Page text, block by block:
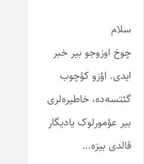
سلام
چوخ اوزوجو بیر خبر
ایدی. اؤزو کؤچوب
گئتسه‌ده، خاطیره‌لری
بیر عؤمورلوک یادیگار
قالدی بیزه…